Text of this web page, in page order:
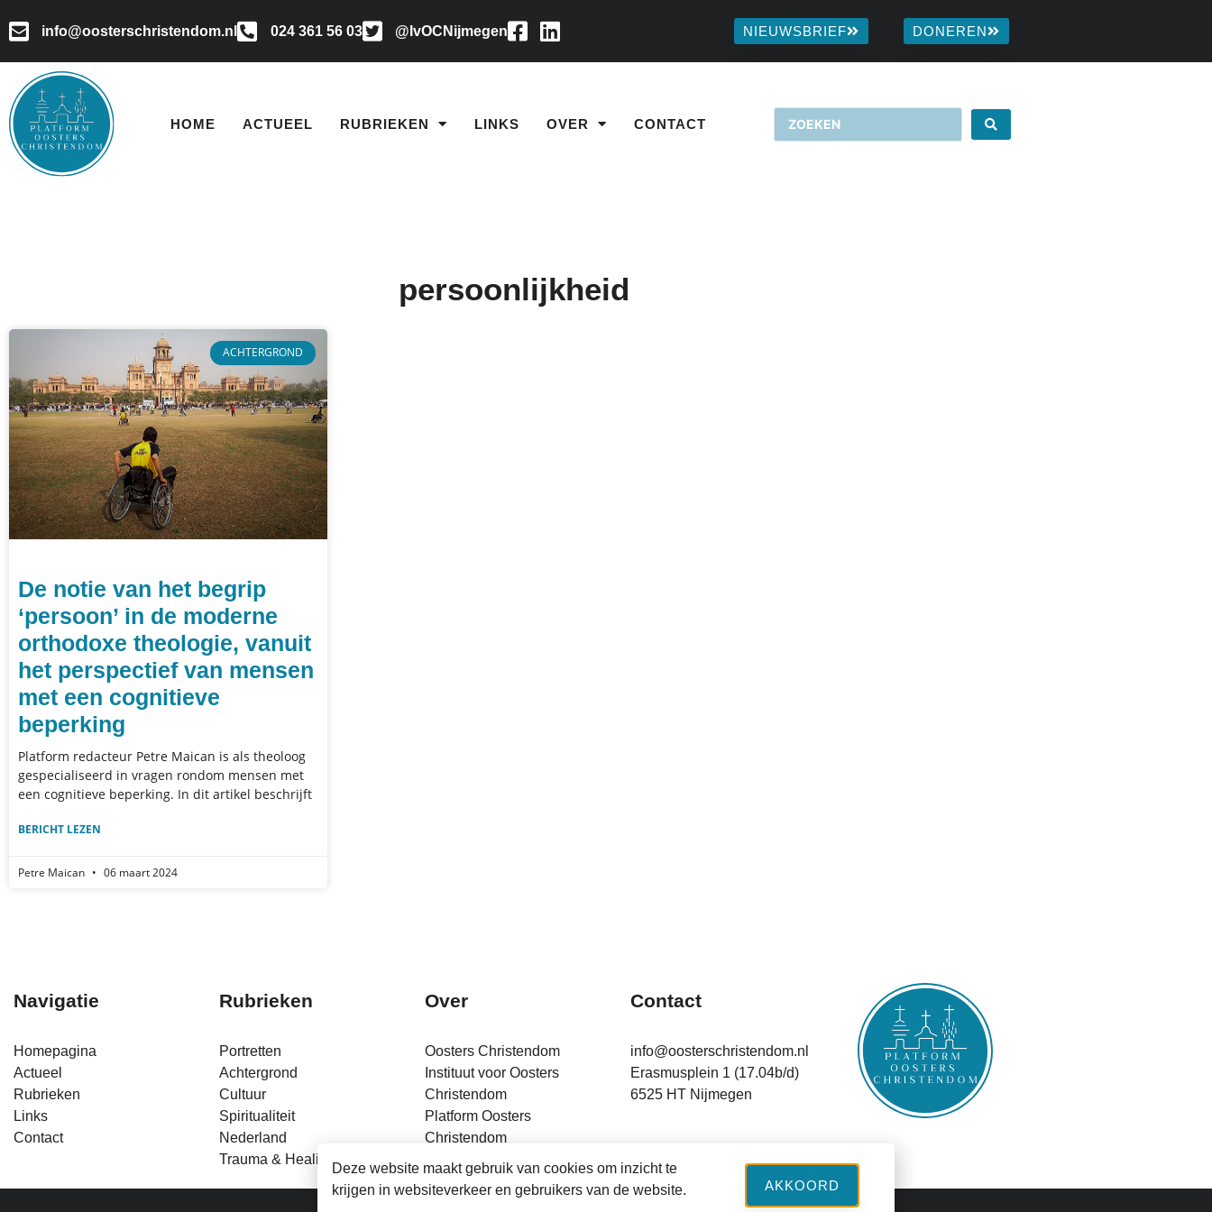
info@oosterschristendom.nl 024 361 56 03 @IvOCNijmegen NIEUWSBRIEF DONEREN
HOME ACTUEEL RUBRIEKEN LINKS OVER CONTACT
persoonlijkheid
ACHTERGROND
De notie van het begrip
‘persoon’ in de moderne
orthodoxe theologie, vanuit
het perspectief van mensen
met een cognitieve
beperking
Platform redacteur Petre Maican is als theoloog
gespecialiseerd in vragen rondom mensen met
een cognitieve beperking. In dit artikel beschrijft
BERICHT LEZEN
Petre Maican 06 maart 2024
Navigatie
Homepagina
Actueel
Rubrieken
Links
Contact
Rubrieken
Portretten
Achtergrond
Cultuur
Spiritualiteit
Nederland
Trauma & Healing
Over
Oosters Christendom
Instituut voor Oosters
Christendom
Platform Oosters
Christendom
Financiering
Contact
info@oosterschristendom.nl
Erasmusplein 1 (17.04b/d)
6525 HT Nijmegen
Deze website maakt gebruik van cookies om inzicht te
krijgen in websiteverkeer en gebruikers van de website.
AKKOORD